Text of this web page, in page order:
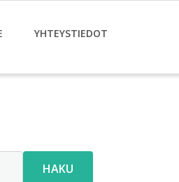
YHTEYSTIEDOT
HAKU